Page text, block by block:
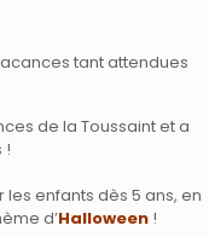
tant attendues
de la Toussaint et a
!
les enfants dès 5 ans, en
d’Halloween !